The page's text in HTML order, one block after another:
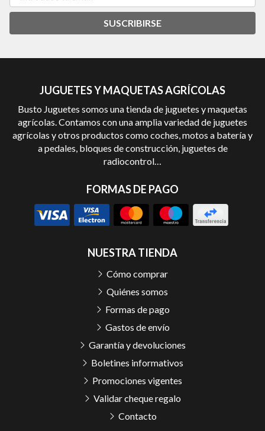
SUSCRIBIRSE
JUGUETES Y MAQUETAS AGRÍCOLAS
Busto Juguetes somos una tienda de juguetes y maquetas
agrícolas. Contamos con una amplia variedad de juguetes
agrícolas y otros productos como coches, motos a batería y
a pedales, bloques de construcción, juguetes de
radiocontrol…
FORMAS DE PAGO
NUESTRA TIENDA
Cómo comprar
Quiénes somos
Formas de pago
Gastos de envío
Garantía y devoluciones
Boletines informativos
Promociones vigentes
Validar cheque regalo
Contacto